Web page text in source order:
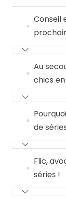
Conseil
Au
chics
de
Flic,
séries !